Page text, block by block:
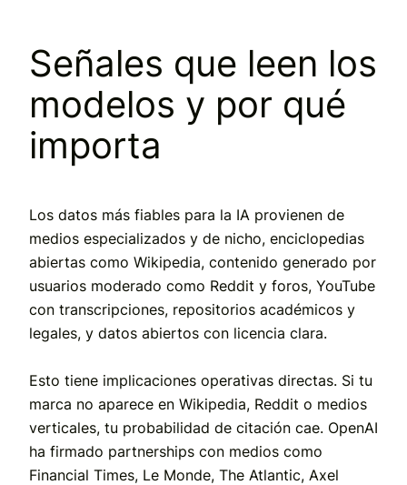
Señales que leen los
modelos y por qué
importa
Los datos más fiables para la IA provienen de
medios especializados y de nicho, enciclopedias
abiertas como Wikipedia, contenido generado por
usuarios moderado como Reddit y foros, YouTube
con transcripciones, repositorios académicos y
legales, y datos abiertos con licencia clara.
Esto tiene implicaciones operativas directas. Si tu
marca no aparece en Wikipedia, Reddit o medios
verticales, tu probabilidad de citación cae. OpenAI
ha firmado partnerships con medios como
Financial Times, Le Monde, The Atlantic, Axel